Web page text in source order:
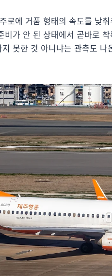
로에 거품 형태의 속도를 낮
비가 안 된 상태에서 곧바로
못한 것 아니냐는 관측도